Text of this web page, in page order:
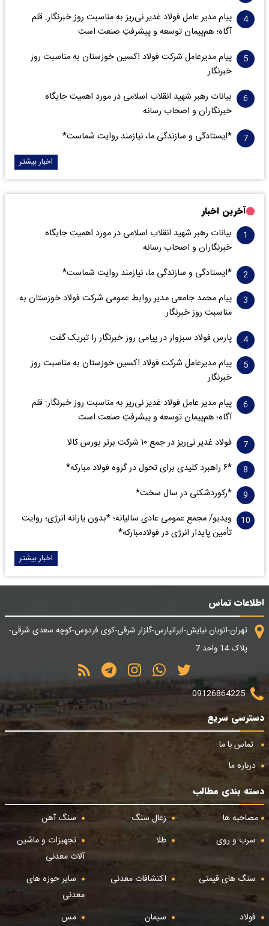
پیام مدیر عامل فولاد غدیر نی‌ریز به مناسبت روز خبرنگار: قلم
آگاه؛ هم‌پیمان توسعه و پیشرفتِ صنعت است
پیام مدیرعامل شرکت فولاد اکسین خوزستان به مناسبت روز
خبرنگار
بیانات رهبر شهید انقلاب اسلامی در مورد اهمیت جایگاه
خبرنگاران و اصحاب رسانه
*ایستادگی و سازندگی ما، نیازمند روایت شماست*
اخبار بیشتر
آخرین اخبار
بیانات رهبر شهید انقلاب اسلامی در مورد اهمیت جایگاه
خبرنگاران و اصحاب رسانه
*ایستادگی و سازندگی ما، نیازمند روایت شماست*
پیام محمد جامعی مدیر روابط عمومی شرکت فولاد خوزستان به
مناسبت روز خبرنگار
پارس فولاد سبزوار در پیامی روز خبرنگار را تبریک گفت
پیام مدیرعامل شرکت فولاد اکسین خوزستان به مناسبت روز
خبرنگار
پیام مدیر عامل فولاد غدیر نی‌ریز به مناسبت روز خبرنگار: قلم
آگاه؛ هم‌پیمان توسعه و پیشرفتِ صنعت است
فولاد غدیر نی‌ریز در جمع ۱۰ شرکت برتر بورس کالا
*۶ راهبرد کلیدی برای تحول در گروه فولاد مبارکه*
*رکوردشکنی در سال سخت*
ویدیو/ مجمع عمومی عادی سالیانه؛ *بدون یارانه انرژی؛ روایت
تأمین پایدار انرژی در فولادمبارکه*
اخبار بیشتر
اطلاعات تماس
تهران-اتوبان نیایش-ایرانپارس-گلزار شرقی-کوی فردوس-کوچه سعدی شرقی-
پلاک 14 واحد 7
09126864225
دسترسی سریع
تماس با ما
درباره ما
دسته بندی مطالب
مصاحبه ها
زغال سنگ
سنگ آهن
سرب و روی
طلا
تجهیزات و ماشین
آلات معدنی
سنگ های قیمتی
اکتشافات معدنی
سایر حوزه های
معدنی
فولاد
سیمان مس